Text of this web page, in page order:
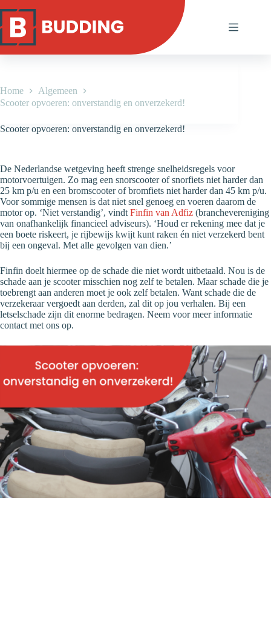
naar
de
inhoud
Home
Algemeen
Scooter opvoeren: onverstandig en onverzekerd!
Scooter opvoeren: onverstandig en onverzekerd!
De Nederlandse wetgeving heeft strenge snelheidsregels voor
motorvoertuigen. Zo mag een snorscooter of snorfiets niet harder dan
25 km p/u en een bromscooter of bromfiets niet harder dan 45 km p/u.
Voor sommige mensen is dat niet snel genoeg en voeren daarom de
motor op. ‘Niet verstandig’, vindt Finfin van Adfiz (branchevereniging
van onafhankelijk financieel adviseurs). ‘Houd er rekening mee dat je
een boete riskeert, je rijbewijs kwijt kunt raken én niet verzekerd bent
bij een ongeval. Met alle gevolgen van dien.’
Finfin doelt hiermee op de schade die niet wordt uitbetaald. Nou is de
schade aan je scooter misschien nog zelf te betalen. Maar schade die je
toebrengt aan anderen moet je ook zelf betalen. Want schade die de
verzekeraar vergoedt aan derden, zal dit op jou verhalen. Bij een
letselschade zijn dit enorme bedragen. Neem voor meer informatie
contact met ons op.